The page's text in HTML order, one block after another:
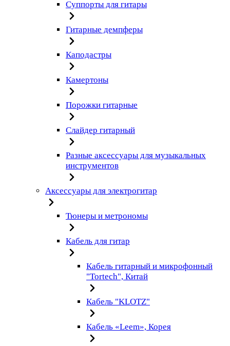
Суппорты для гитары
Гитарные демпферы
Каподастры
Камертоны
Порожки гитарные
Слайдер гитарный
Разные аксессуары для музыкальных
инструментов
Аксессуары для электрогитар
Тюнеры и метрономы
Кабель для гитар
Кабель гитарный и микрофонный
"Tortech", Китай
Кабель "KLOTZ"
Кабель «Leem», Корея